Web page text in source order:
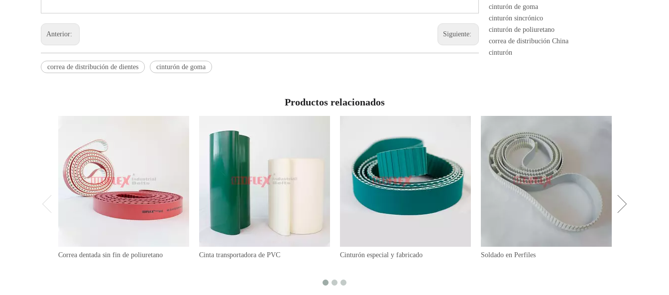
Anterior: Siguiente:
correa de distribución de dientes cinturón de goma
cinturón de goma
cinturón sincrónico
cinturón de poliuretano
correa de distribución China
cinturón
Productos relacionados
Correa dentada sin fin de poliuretano Cinta transportadora de PVC Cinturón especial y fabricado Soldado en Perfiles